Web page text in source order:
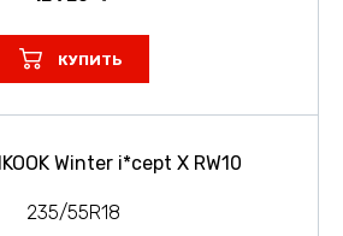
КУПИТЬ
Winter i*cept X RW10
235/55R18